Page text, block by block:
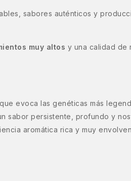
sabores auténticos y
muy altos y una calidad de
que evoca las genéticas más
sabor persistente, profundo y
aromática rica y muy